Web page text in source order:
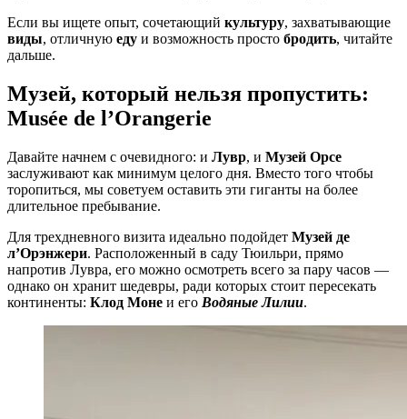
Если вы ищете опыт, сочетающий культуру, захватывающие
виды, отличную еду и возможность просто бродить, читайте
дальше.
Музей, который нельзя пропустить:
Musée de l’Orangerie
Давайте начнем с очевидного: и Лувр, и Музей Орсе
заслуживают как минимум целого дня. Вместо того чтобы
торопиться, мы советуем оставить эти гиганты на более
длительное пребывание.
Для трехдневного визита идеально подойдет Музей де
л’Орэнжери. Расположенный в саду Тюильри, прямо
напротив Лувра, его можно осмотреть всего за пару часов —
однако он хранит шедевры, ради которых стоит пересекать
континенты: Клод Моне и его Водяные Лилии.